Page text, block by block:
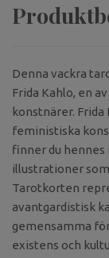
Denna vackra
Frida Kahlo, en
konstnärer. Frida
feministiska
finner du
illustrationer
Tarotkorten
avantgardistisk
gemensamma
existens och